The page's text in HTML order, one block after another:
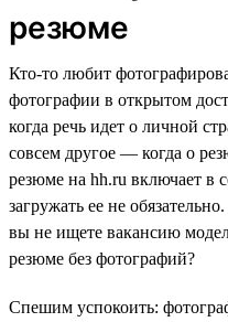
резюме
Кто-то любит
фотографии в открытом
когда речь идет о личной
совсем другое — когда о
резюме на hh.ru включает в
загружать ее не
вы не ищете вакансию
резюме без фотографий?
Спешим успокоить: